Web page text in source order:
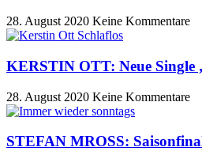
28. August 2020 Keine Kommentare
KERSTIN OTT: Neue Single
28. August 2020 Keine Kommentare
STEFAN MROSS: